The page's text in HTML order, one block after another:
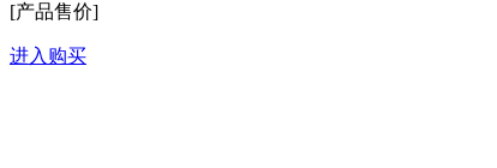
[产品售价]
进入购买